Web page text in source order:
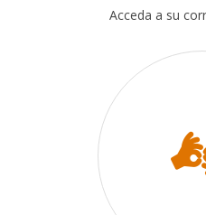
Acceda a su